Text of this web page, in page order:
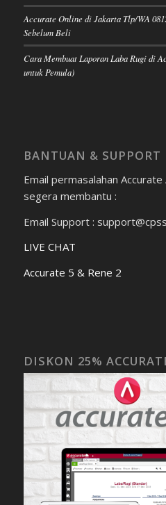
Accurate Online di Jakarta Tlp/WA
Sebelum Beli
Cara Membuat Laporan Laba Rugi di
untuk Pemula)
BANTUAN & SUPPORT
Email permasalahan Accurate
segera membantu :
Email Support :
LIVE CHAT
Accurate 5 & Rene 2
DISKON 25%